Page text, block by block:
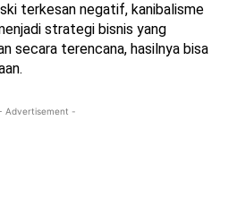
terkesan negatif, kanibalisme
strategi bisnis yang
secara terencana, hasilnya bisa
Advertisement -